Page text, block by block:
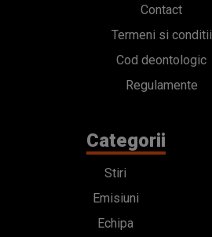
Contact
Termeni si conditii
Cod deontologic
Regulamente
Categorii
Stiri
Emisiuni
Echipa